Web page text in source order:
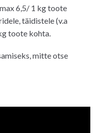
6,5/ 1 kg toote
täidistele (v.a
toote kohta.
mitte otse